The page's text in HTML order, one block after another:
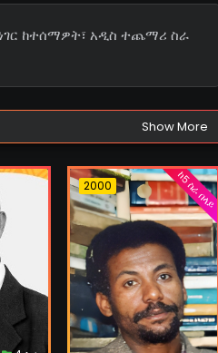
ከተሰማዎት፣ አዲስ ተጨማሪ ስራ
Show More
2000 ከ5 ስራ በላይ